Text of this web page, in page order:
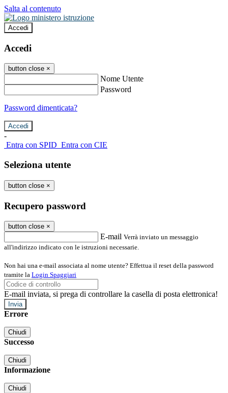
Salta al contenuto
Accedi
Accedi
button close ×
Nome Utente
Password
Password dimenticata?
-
Entra con SPID Entra con CIE
Seleziona utente
button close ×
Recupero password
button close ×
E-mail Verrà inviato un messaggio
all'indirizzo indicato con le istruzioni necessarie.
Non hai una e-mail associata al nome utente? Effettua il reset della password
tramite la Login Spaggiari
E-mail inviata, si prega di controllare la casella di posta elettronica!
Errore
Chiudi
Successo
Chiudi
Informazione
Chiudi